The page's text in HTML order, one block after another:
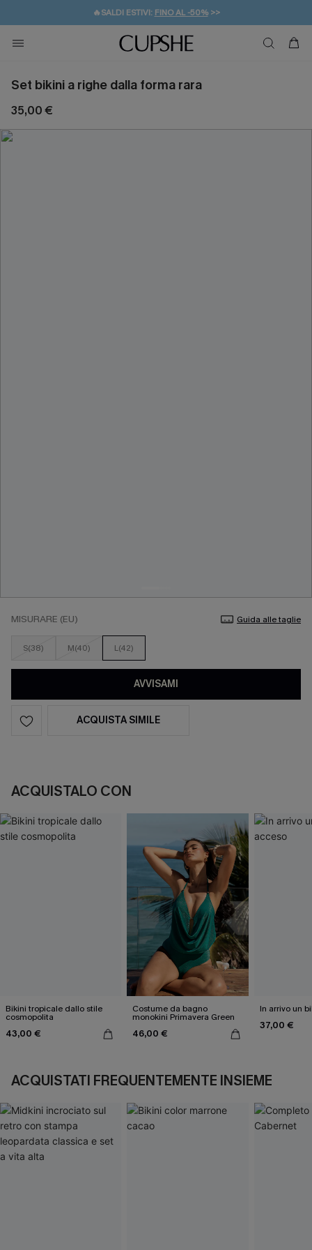
🔥SALDI ESTIVI: FINO AL -50%>>
🚚SPEDIZIONE GRATUITA DA 49€
💌REGALO PER I NUOVI: 20% DI SCONTO*
Set bikini a righe dalla forma rara
35,00 €
MISURARE (EU) Guida alle taglie
S(38) M(40) L(42)
AVVISAMI
ACQUISTA SIMILE
ACQUISTALO CON
Bikini tropicale dallo stile
cosmopolita
43,00 €
Costume da bagno
monokini Primavera Green
46,00 €
In arrivo un
37,00 €
ACQUISTATI FREQUENTEMENTE INSIEME